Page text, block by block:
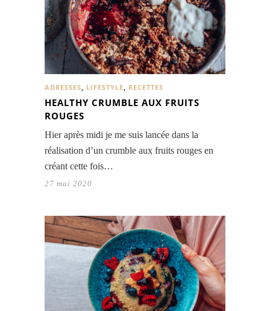
ADRESSES LIFESTYLE RECETTES
HEALTHY CRUMBLE AUX FRUITS
ROUGES
Hier après midi je me suis lancée dans la
réalisation d’un crumble aux fruits rouges en
créant cette fois…
27 mai 2020